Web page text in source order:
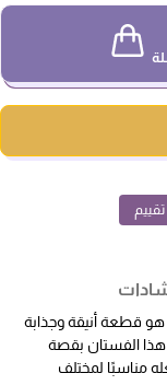
قطعة أنيقة وجذابة
الفستان بقصة
لمختلف